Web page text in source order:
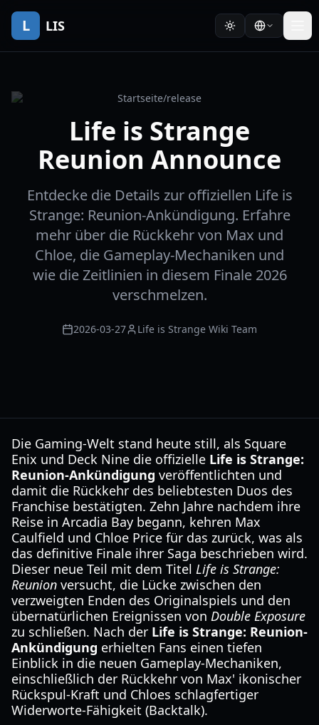
L LIS
Startseite/release
Life is Strange
Reunion Announce
Entdecke die Details zur offiziellen Life is
Strange: Reunion-Ankündigung. Erfahre
mehr über die Rückkehr von Max und
Chloe, die Gameplay-Mechaniken und
wie die Zeitlinien in diesem Finale 2026
verschmelzen.
2026-03-27 Life is Strange Wiki Team
Die Gaming-Welt stand heute still, als Square
Enix und Deck Nine die offizielle Life is Strange:
Reunion-Ankündigung veröffentlichten und
damit die Rückkehr des beliebtesten Duos des
Franchise bestätigten. Zehn Jahre nachdem ihre
Reise in Arcadia Bay begann, kehren Max
Caulfield und Chloe Price für das zurück, was als
das definitive Finale ihrer Saga beschrieben wird.
Dieser neue Teil mit dem Titel Life is Strange:
Reunion versucht, die Lücke zwischen den
verzweigten Enden des Originalspiels und den
übernatürlichen Ereignissen von Double Exposure
zu schließen. Nach der Life is Strange: Reunion-
Ankündigung erhielten Fans einen tiefen
Einblick in die neuen Gameplay-Mechaniken,
einschließlich der Rückkehr von Max' ikonischer
Rückspul-Kraft und Chloes schlagfertiger
Widerworte-Fähigkeit (Backtalk).